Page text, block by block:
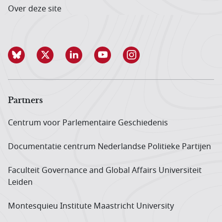
Over deze site
Partners
Centrum voor Parlementaire Geschiedenis
Documentatie centrum Neder­landse Politieke Partijen
Faculteit Governance and Global Affairs Universiteit
Leiden
Montesquieu Institute Maastricht University